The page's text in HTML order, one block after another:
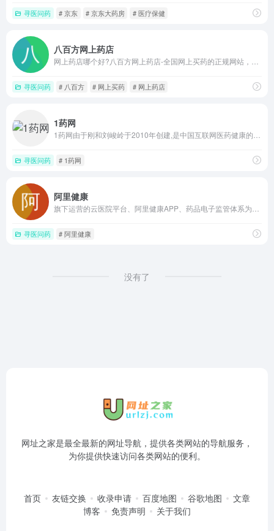
寻医问药 # 京东 # 京东大药房 # 医疗保健
八百方网上药店
寻医问药 # 八百方 # 网上买药 # 网上药店
1药网
寻医问药 # 1药网
阿里健康
寻医问药 # 阿里健康
没有了
网址之家是最全最新的网址导航，提供各类网站的导航服务，
为你提供快速访问各类网站的便利。
首页 友链交换 收录申请 百度地图 谷歌地图
文章
博客
免责声明 关于我们